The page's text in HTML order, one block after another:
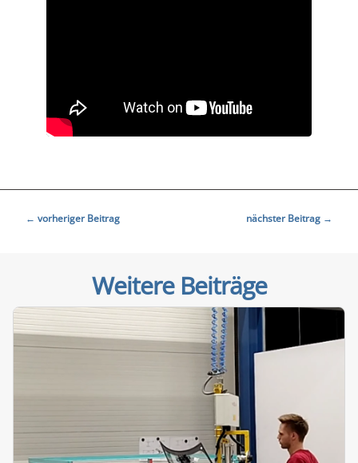
← vorheriger Beitrag nächster Beitrag →
Weitere Beiträge